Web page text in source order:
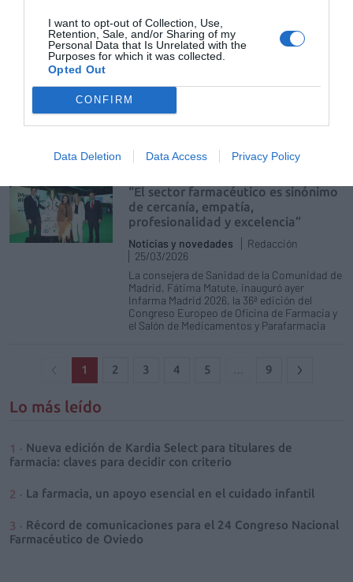
I want to opt-out of Collection, Use,
Retention, Sale, and/or Sharing of my
Personal Data that Is Unrelated with the
Purposes for which it was collected.
Opted Out
CONFIRM
Data Deletion Data Access Privacy Policy
Noticias y novedades
Redacción
25/03/2026
En materia de prevención, las farmacias
de casos de VIH, mayor éxito en las tasas de
cesación tabáquica y una cobertura vacunal
más alta en los países donde los
farmacéuticos vacunan de la gripe, según el
farmacias"
“El sector farmacéutico es sinónimo
de cercanía, empatía,
profesionalidad y excelencia”
Noticias y novedades
Redacción
25/03/2026
La consejera de Sanidad de la Comunidad de
Madrid, Fátima Matute, inauguró ayer
Infarma Madrid 2026, la 36ª edición del
Congreso Europeo de Oficina de Farmacia y
el Salón de Medicamentos y Parafarmacia
1 2 3 4 5 9
Lo más leído
Nueva edición de Kardia Select para titulares de
farmacia: claves para decidir con criterio
La farmacia, un apoyo esencial en el cuidado infantil
Récord de comunicaciones para el 24 Congreso Nacional
Farmacéutico de Oviedo